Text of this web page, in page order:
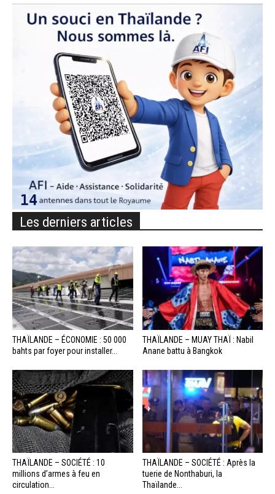
Les derniers articles
THAÏLANDE – ÉCONOMIE : 50 000
bahts par foyer pour installer...
THAÏLANDE – MUAY THAÏ : Nabil
Anane battu à Bangkok
THAÏLANDE – SOCIÉTÉ : 10
millions d’armes à feu en
circulation...
THAÏLANDE – SOCIÉTÉ : Après la
tuerie de Nonthaburi, la
Thaïlande...